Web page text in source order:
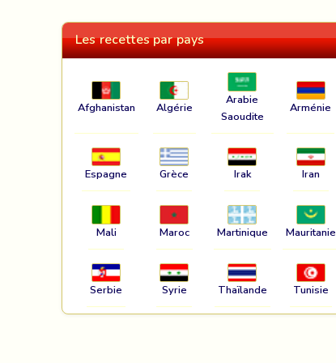
Les recettes par pays
Afghanistan Algérie
Arabie
Saoudite
Arménie
Espagne Grèce Irak Iran
Mali Maroc Martinique Mauritanie
Serbie Syrie Thaïlande Tunisie